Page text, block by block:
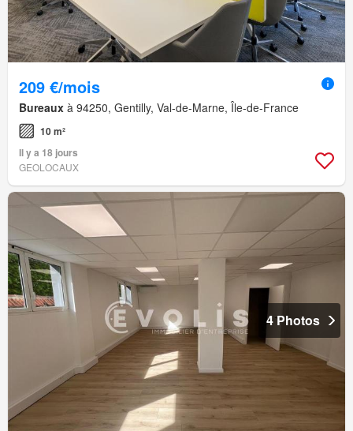
209 €/mois
Bureaux à 94250, Gentilly, Val-de-Marne, Île-de-France
10 m²
Il y a 18 jours
GEOLOCAUX
4 Photos